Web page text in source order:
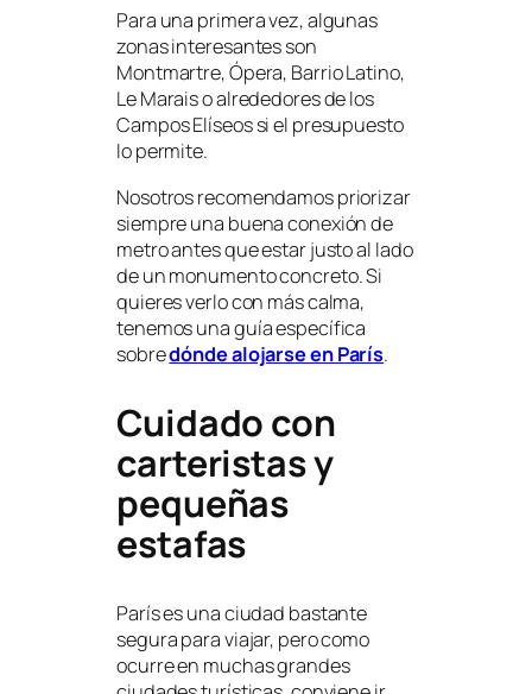
Para una primera vez, algunas
zonas interesantes son
Montmartre, Ópera, Barrio Latino,
Le Marais o alrededores de los
Campos Elíseos si el presupuesto
lo permite.
Nosotros recomendamos priorizar
siempre una buena conexión de
metro antes que estar justo al lado
de un monumento concreto. Si
quieres verlo con más calma,
tenemos una guía específica
sobredónde alojarse en París.
Cuidado con
carteristas y
pequeñas
estafas
París es una ciudad bastante
segura para viajar, pero como
ocurre en muchas grandes